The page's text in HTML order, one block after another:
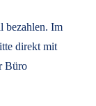
bezahlen. Im
direkt mit
Büro